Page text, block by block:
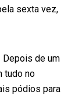
sexta vez,
Depois de um
tudo no
pódios para